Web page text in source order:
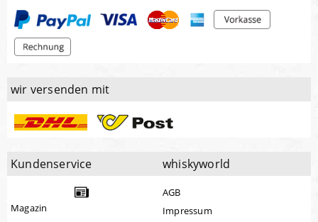
wir versenden mit
Kundenservice
Magazin
whiskyworld
AGB
Impressum